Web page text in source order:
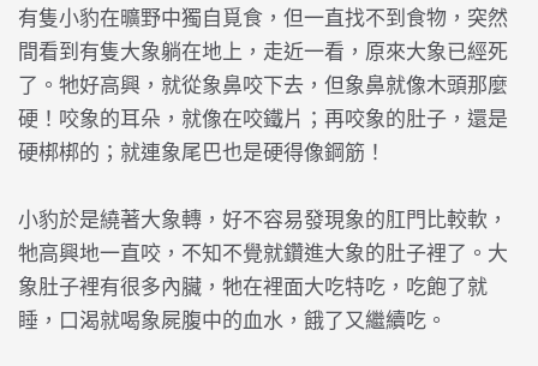
有隻小豹在曠野中獨自覓食，但一直找不到食物，突然
間看到有隻大象躺在地上，走近一看，原來大象已經死
了。牠好高興，就從象鼻咬下去，但象鼻就像木頭那麼
硬！咬象的耳朵，就像在咬鐵片；再咬象的肚子，還是
硬梆梆的；就連象尾巴也是硬得像鋼筋！
小豹於是繞著大象轉，好不容易發現象的肛門比較軟，
牠高興地一直咬，不知不覺就鑽進大象的肚子裡了。大
象肚子裡有很多內臟，牠在裡面大吃特吃，吃飽了就
睡，口渴就喝象屍腹中的血水，餓了又繼續吃。